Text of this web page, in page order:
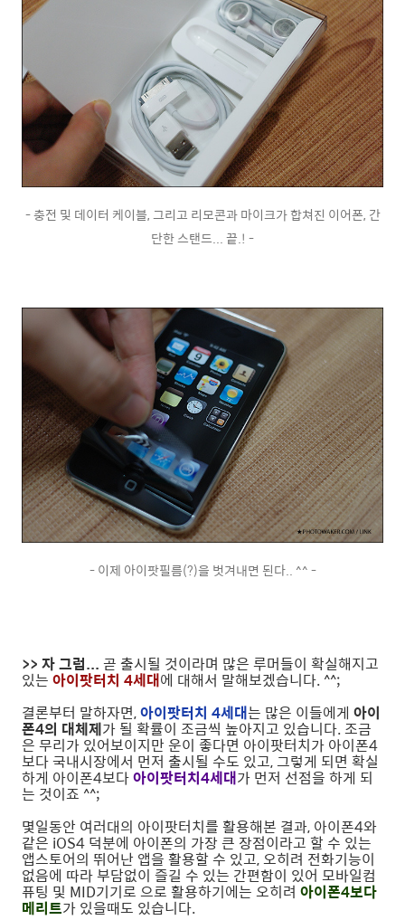
- 충전 및 데이터 케이블, 그리고 리모콘과 마이크가 합쳐진 이어폰, 간
단한 스탠드... 끝.! -
- 이제 아이팟필름(?)을 벗겨내면 된다.. ^^ -
>> 자 그럼... 곧 출시될 것이라며 많은 루머들이 확실해지고
있는 아이팟터치 4세대에 대해서 말해보겠습니다. ^^;
결론부터 말하자면,아이팟터치 4세대는 많은 이들에게 아이
폰4의 대체제가 될 확률이 조금씩 높아지고 있습니다. 조금
은 무리가 있어보이지만 운이 좋다면 아이팟터치가 아이폰4
보다 국내시장에서 먼저 출시될 수도 있고, 그렇게 되면 확실
하게 아이폰4보다아이팟터치4세대가 먼저 선점을 하게 되
는 것이죠 ^^;
몇일동안 여러대의 아이팟터치를 활용해본 결과, 아이폰4와
같은 iOS4 덕분에 아이폰의 가장 큰 장점이라고 할 수 있는
앱스토어의 뛰어난 앱을 활용할 수 있고, 오히려 전화기능이
없음에 따라 부담없이 즐길 수 있는 간편함이 있어 모바일컴
퓨팅 및 MID기기로 으로 활용하기에는 오히려 아이폰4보다
메리트가 있을때도 있습니다.